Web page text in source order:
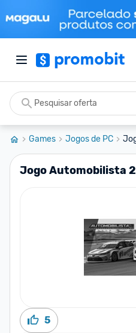
Games Jogos de PC
Jogo Automobilista
5